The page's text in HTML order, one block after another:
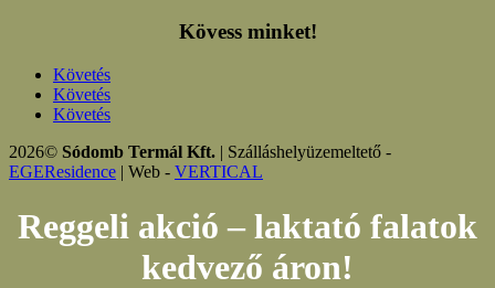
Kövess minket!
Követés
Követés
Követés
2026© Sódomb Termál Kft. | Szálláshelyüzemeltető -
EGEResidence | Web - VERTICAL
Reggeli akció – laktató falatok
kedvező áron!